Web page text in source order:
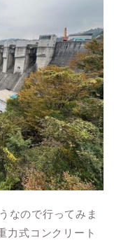
なので行ってみま
力式コンクリート